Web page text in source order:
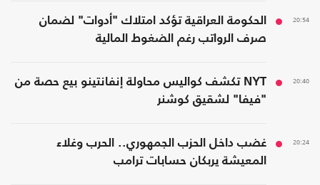
20:54
الحكومة العراقية تؤكد امتلاك "أدوات" لضمان
صرف الرواتب رغم الضغوط المالية
20:40
NYT تكشف كواليس محاولة إنفانتينو بيع حصة من
"فيفا" لشقيق كوشنر
20:24
غضب داخل الحزب الجمهوري.. الحرب وغلاء
المعيشة يربكان حسابات ترامب